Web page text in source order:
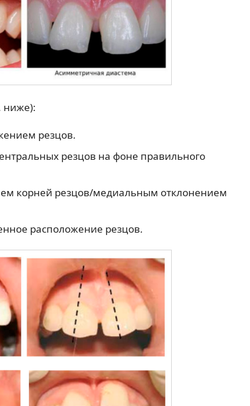
ниже):
резцов.
резцов на фоне правильного
корней резцов/медиальным отклонением
расположение резцов.